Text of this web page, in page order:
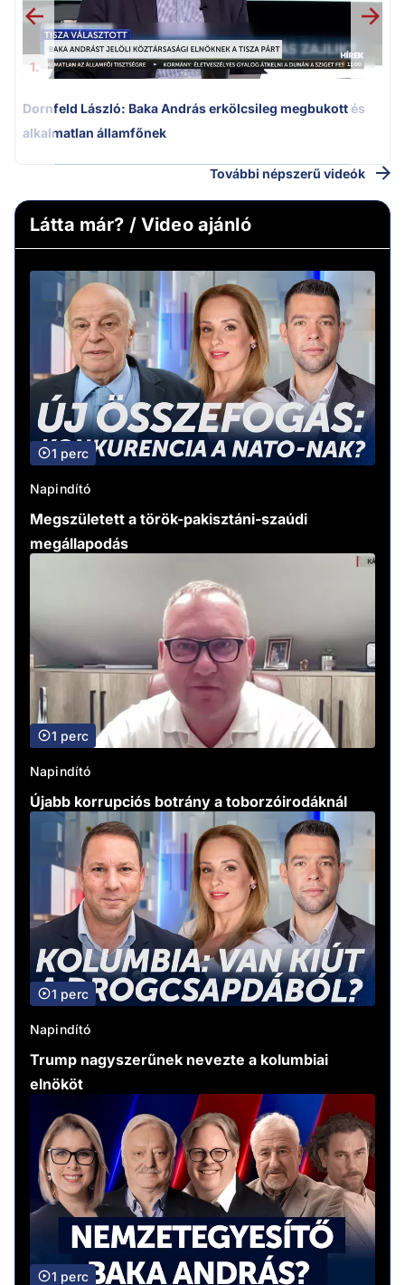
1.
Dornfeld László: Baka András erkölcsileg megbukott és
alkalmatlan államfőnek
További népszerű videók
Látta már? / Video ajánló
1 perc
Napindító
Megszületett a török-pakisztáni-szaúdi
megállapodás
1 perc
Napindító
Újabb korrupciós botrány a toborzóirodáknál
1 perc
Napindító
Trump nagyszerűnek nevezte a kolumbiai
elnököt
1 perc